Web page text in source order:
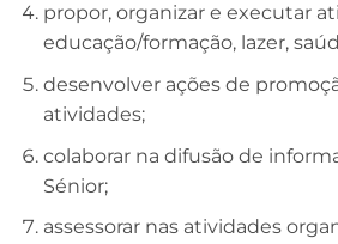
propor, organizar e executar
educação/formação, lazer,
desenvolver ações de
atividades;
colaborar na difusão de
Sénior;
assessorar nas atividades